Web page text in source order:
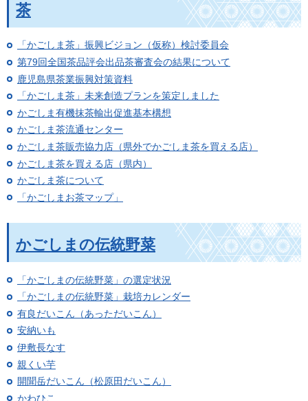
茶
「かごしま茶」振興ビジョン（仮称）検討委員会
第79回全国茶品評会出品茶審査会の結果について
鹿児島県茶業振興対策資料
「かごしま茶」未来創造プランを策定しました
かごしま有機抹茶輸出促進基本構想
かごしま茶流通センター
かごしま茶販売協力店（県外でかごしま茶を買える店）
かごしま茶を買える店（県内）
かごしま茶について
「かごしまお茶マップ」
かごしまの伝統野菜
「かごしまの伝統野菜」の選定状況
「かごしまの伝統野菜」栽培カレンダー
有良だいこん（あっただいこん）
安納いも
伊敷長なす
親くい芋
開聞岳だいこん（松原田だいこん）
かわひこ